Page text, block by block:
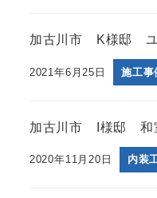
加古川市 K様邸 ユ
2021年6月25日 施工事
加古川市 I様邸 和
2020年11月20日 内装